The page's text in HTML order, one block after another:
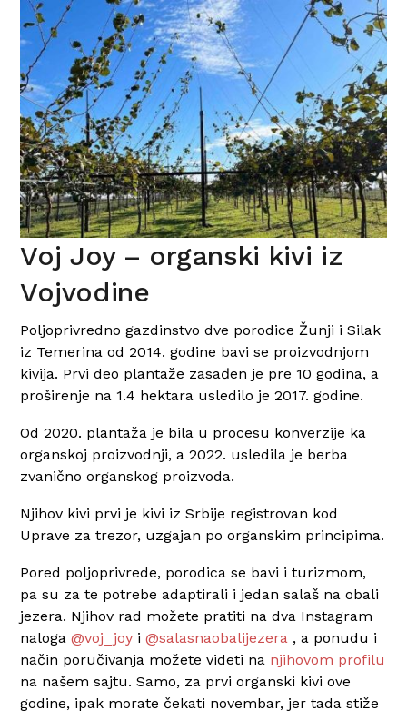
Voj Joy – organski kivi iz
Vojvodine
Poljoprivredno gazdinstvo dve porodice Žunji i Silak
iz Temerina od 2014. godine bavi se proizvodnjom
kivija. Prvi deo plantaže zasađen je pre 10 godina, a
proširenje na 1.4 hektara usledilo je 2017. godine.
Od 2020. plantaža je bila u procesu konverzije ka
organskoj proizvodnji, a 2022. usledila je berba
zvanično organskog proizvoda.
Njihov kivi prvi je kivi iz Srbije registrovan kod
Uprave za trezor, uzgajan po organskim principima.
Pored poljoprivrede, porodica se bavi i turizmom,
pa su za te potrebe adaptirali i jedan salaš na obali
jezera. Njihov rad možete pratiti na dva Instagram
naloga@voj_joy i@salasnaobalijezera , a ponudu i
način poručivanja možete videti na njihovom profilu
na našem sajtu. Samo, za prvi organski kivi ove
godine, ipak morate čekati novembar, jer tada stiže